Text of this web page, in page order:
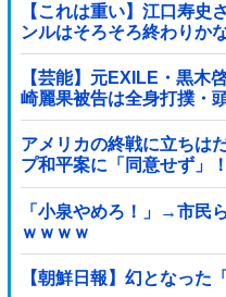
【これは重い】江口寿史
ンルはそろそろ終わりかな
【芸能】元EXILE・黒
崎麗果被告は全身打撲・
アメリカの終戦に立ちは
プ和平案に「同意せず」
「小泉やめろ！」→市民
ｗｗｗｗ
【朝鮮日報】幻となった